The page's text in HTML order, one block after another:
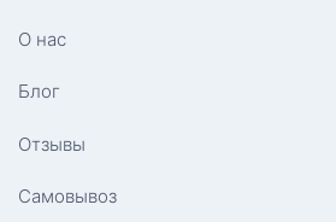
О нас
Блог
Отзывы
Самовывоз